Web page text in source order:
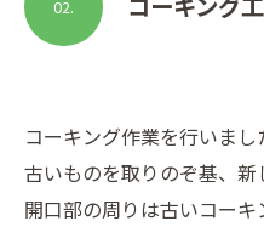
02.
コーキング作業を行いま
古いものを取りのぞ基、
開口部の周りは古いコー